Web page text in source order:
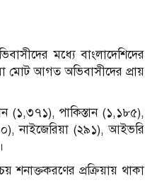
মধ্যে বাংলাদেশিদের
মোট আগত অভিবাসীদের প্রায়
(১,৩৭১), পাকিস্তান (১,১৮৫),
নাইজেরিয়া (২৯১), আইভরি
শনাক্তকরণের প্রক্রিয়ায় থাকা